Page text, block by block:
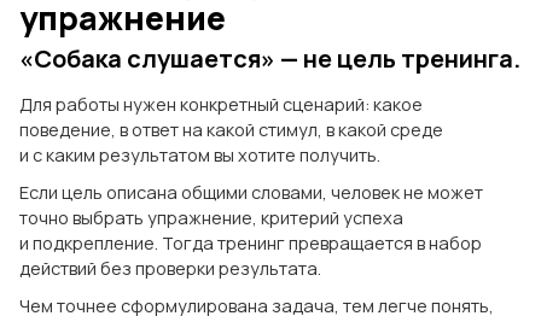
упражнение
«Собака слушается» — не цель тренинга.
Для работы нужен конкретный сценарий: какое
поведение, в ответ на какой стимул, в какой среде
и с каким результатом вы хотите получить.
Если цель описана общими словами, человек не может
точно выбрать упражнение, критерий успеха
и подкрепление. Тогда тренинг превращается в набор
действий без проверки результата.
Чем точнее сформулирована задача, тем легче понять,